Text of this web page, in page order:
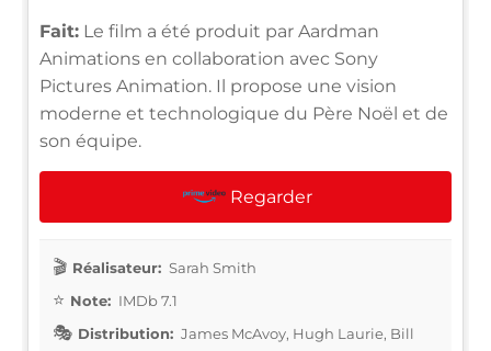
Fait: Le film a été produit par Aardman
Animations en collaboration avec Sony
Pictures Animation. Il propose une vision
moderne et technologique du Père Noël et de
son équipe.
Regarder
Réalisateur: Sarah Smith
Note: IMDb 7.1
Distribution: James McAvoy, Hugh Laurie, Bill